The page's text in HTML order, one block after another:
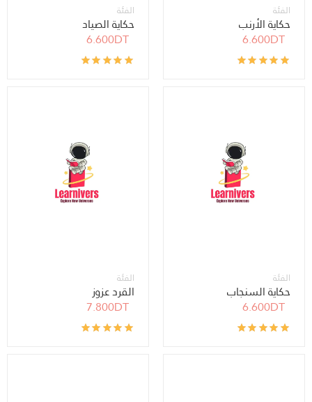
الفئة
حكاية الأرنب
6.600DT
الفئة
حكاية الصياد
6.600DT
الفئة
حكاية السنجاب
6.600DT
الفئة
القرد عزوز
7.800DT